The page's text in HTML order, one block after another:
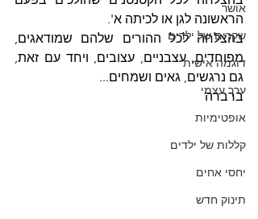
אושר
שקרים של ילדים
דוגמה אישית
ערך עצמי
אופטימיות
קללות של ילדים
יחסי אחים
תינוק חדש
הראשונה לגן או לכיתה א'.
גם נרגשים, גאים ושמחים...
ברברה